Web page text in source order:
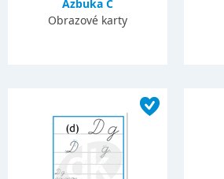
Azbuka Č
Obrazové karty